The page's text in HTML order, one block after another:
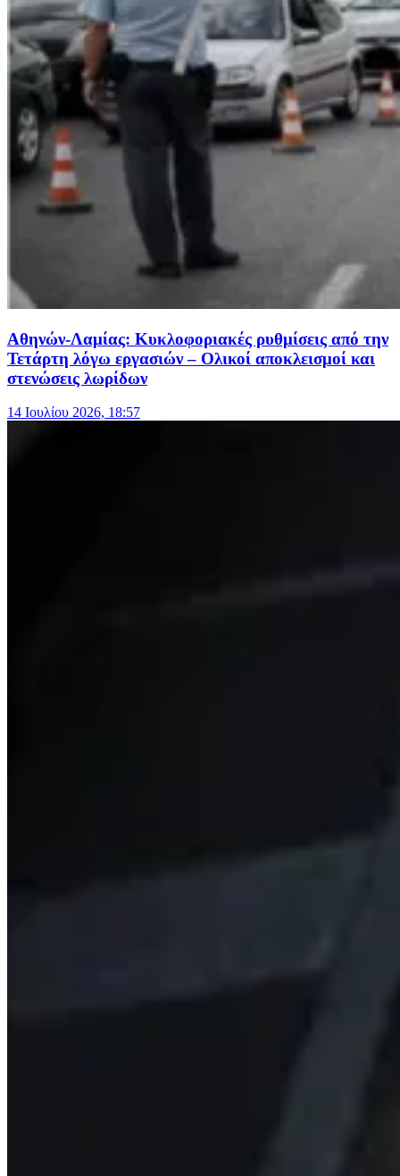
Αθηνών-Λαμίας: Κυκλοφοριακές ρυθμίσεις από την
Τετάρτη λόγω εργασιών – Ολικοί αποκλεισμοί και
στενώσεις λωρίδων
14 Ιουλίου 2026, 18:57